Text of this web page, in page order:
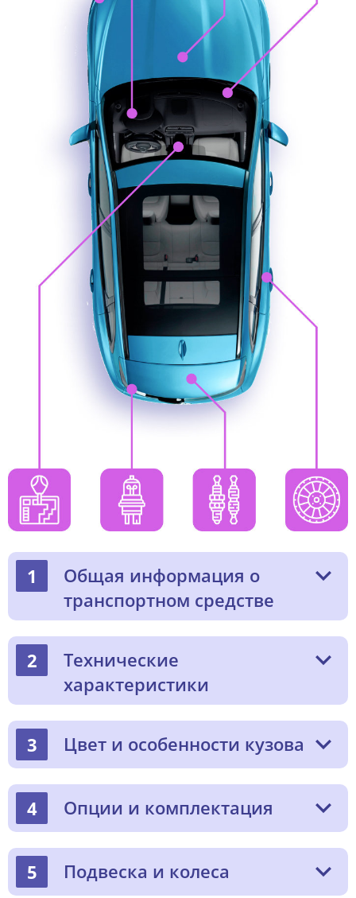
1
Общая информация о
транспортном средстве
2
Технические
характеристики
3 Цвет и особенности кузова
4 Опции и комплектация
5 Подвеска и колеса